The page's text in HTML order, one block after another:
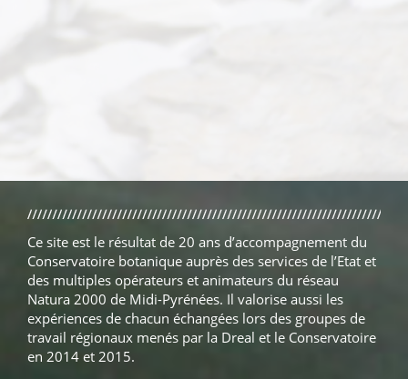
Ce site est le résultat de 20 ans d’accompagnement du
Conservatoire botanique auprès des services de l’Etat et
des multiples opérateurs et animateurs du réseau
Natura 2000 de Midi-Pyrénées. Il valorise aussi les
expériences de chacun échangées lors des groupes de
travail régionaux menés par la Dreal et le Conservatoire
en 2014 et 2015.